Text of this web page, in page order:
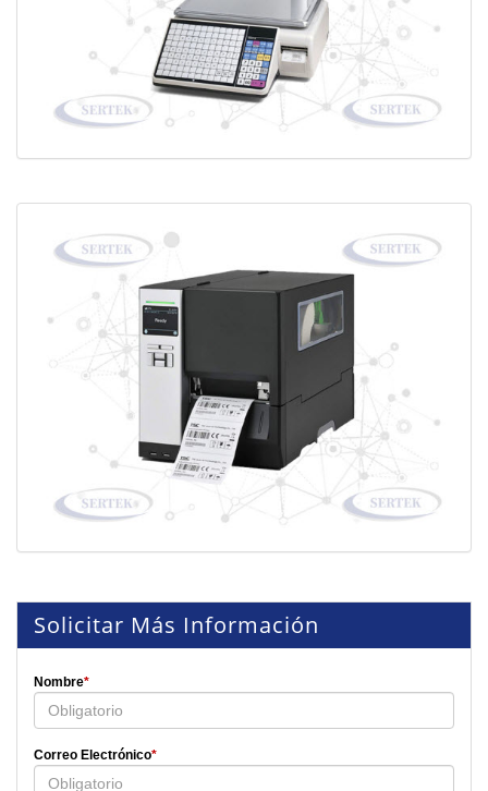
Solicitar Más Información
Nombre*
Correo Electrónico*